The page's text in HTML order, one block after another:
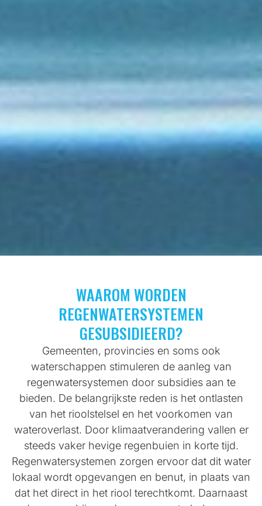
WAAROM WORDEN
REGENWATERSYSTEMEN
GESUBSIDIEERD?
Gemeenten, provincies en soms ook
waterschappen stimuleren de aanleg van
regenwatersystemen door subsidies aan te
bieden. De belangrijkste reden is het ontlasten
van het rioolstelsel en het voorkomen van
wateroverlast. Door klimaatverandering vallen er
steeds vaker hevige regenbuien in korte tijd.
Regenwatersystemen zorgen ervoor dat dit water
lokaal wordt opgevangen en benut, in plaats van
dat het direct in het riool terechtkomt. Daarnaast